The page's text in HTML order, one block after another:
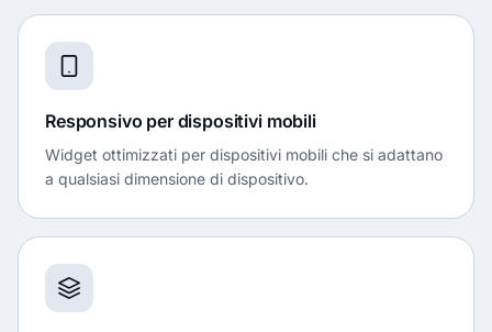
Responsivo per dispositivi mobili
Widget ottimizzati per dispositivi mobili che si adattano
a qualsiasi dimensione di dispositivo.